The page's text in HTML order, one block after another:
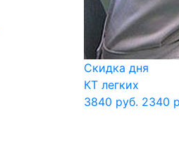
Скидка дня
КТ легких
3840 руб. 2340